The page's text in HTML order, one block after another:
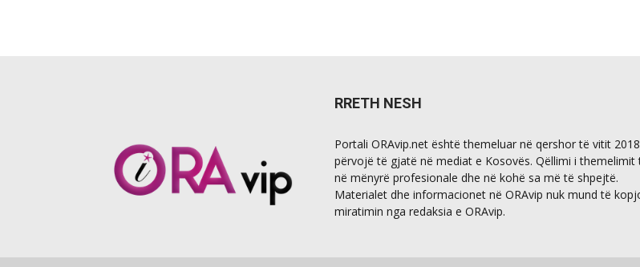
RRETH NESH
Portali ORAvip.net është themeluar në qershor të vitit
përvojë të gjatë në mediat e Kosovës. Qëllimi i
në mënyrë profesionale dhe në kohë sa më të shpejtë.
Materialet dhe informacionet në ORAvip nuk mund të
miratimin nga redaksia e ORAvip.